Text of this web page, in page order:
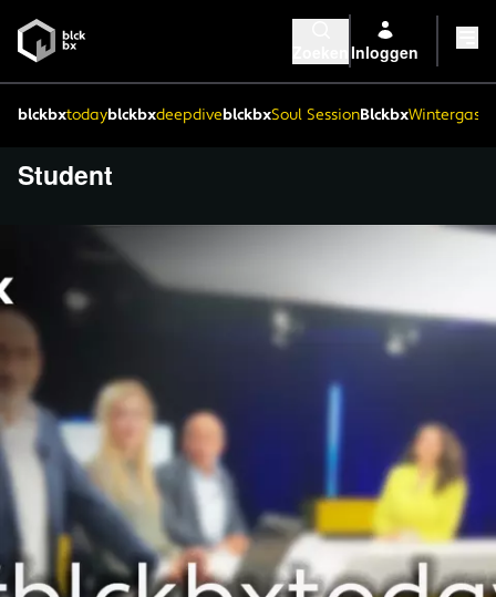
Inloggen
blckbxtodayblckbxdeepdiveblckbxSoul SessionBlckbx
Student